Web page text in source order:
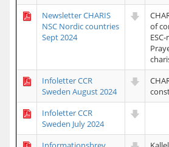
Newsletter CHARIS
NSC Nordic countries
Sept 2024
of
Infoletter CCR
Sweden August 2024
Infoletter CCR
Sweden July 2024